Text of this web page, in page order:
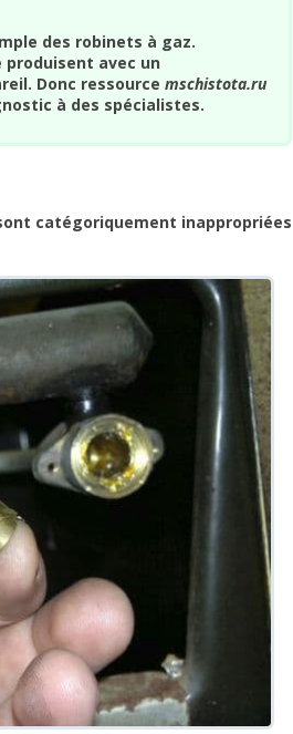
des robinets à gaz.
produisent avec un
Donc ressource mschistota.ru
à des spécialistes.
catégoriquement inappropriées